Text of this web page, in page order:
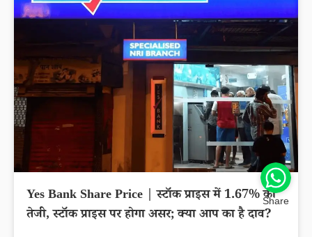
Yes Bank Share Price | स्टॉक प्राइस में 1.67% की
तेजी, स्टॉक प्राइस पर होगा असर; क्या आप का है दाव?
Share